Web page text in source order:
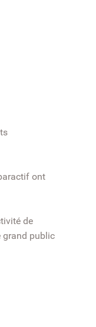
ont
de
grand public